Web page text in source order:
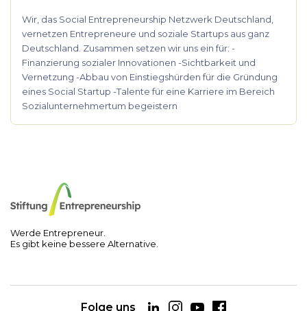
Wir, das Social Entrepreneurship Netzwerk Deutschland,
vernetzen Entrepreneure und soziale Startups aus ganz
Deutschland. Zusammen setzen wir uns ein für: -
Finanzierung sozialer Innovationen -Sichtbarkeit und
Vernetzung -Abbau von Einstiegshürden für die Gründung
eines Social Startup -Talente für eine Karriere im Bereich
Sozialunternehmertum begeistern
Werde Entrepreneur.
Es gibt keine bessere Alternative.
Folge uns